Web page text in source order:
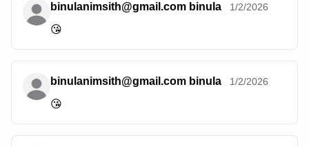
binulanimsith@gmail.com binula 1/2/2026
😘
binulanimsith@gmail.com binula 1/2/2026
😘